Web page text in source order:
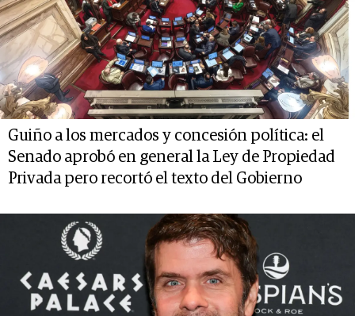
Guiño a los mercados y concesión política: el
Senado aprobó en general la Ley de Propiedad
Privada pero recortó el texto del Gobierno